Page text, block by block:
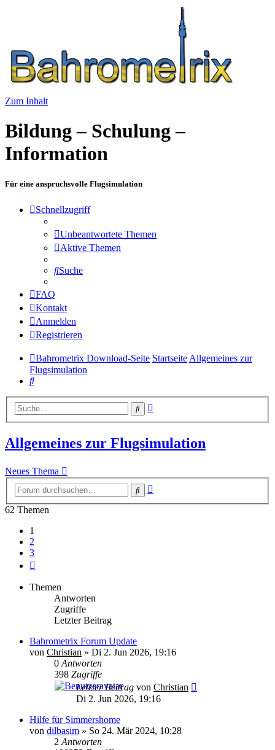
Zum Inhalt
Bildung – Schulung –
Information
Für eine anspruchsvolle Flugsimulation
Schnellzugriff
Unbeantwortete Themen
Aktive Themen
Suche
FAQ
Kontakt
Anmelden
Registrieren
Bahrometrix Download-Seite Startseite Allgemeines zur
Flugsimulation
Suche
Suche
Allgemeines zur Flugsimulation
Neues Thema
Suche
62 Themen
1
2
3
Themen
Antworten
Zugriffe
Letzter Beitrag
Bahrometrix Forum Update
von Christian » Di 2. Jun 2026, 19:16
0 Antworten
398 Zugriffe
Letzter Beitrag von Christian
Di 2. Jun 2026, 19:16
Hilfe für Simmershome
von dilbasim » So 24. Mär 2024, 10:28
2 Antworten